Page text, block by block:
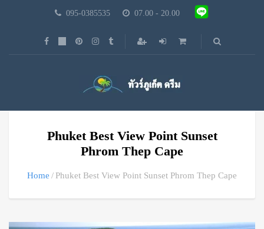
095-0385535 07.00 - 20.00
Phuket Best View Point Sunset
Phrom Thep Cape
Home Phuket Best View Point Sunset Phrom Thep Cape